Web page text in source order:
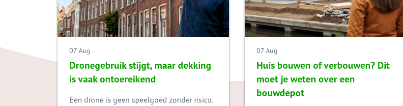
07 Aug
Dronegebruik stijgt, maar dekking
is vaak ontoereikend
Een drone is geen speelgoed zonder risico.
07 Aug
Huis bouwen of verbouwen? Dit
moet je weten over een
bouwdepot